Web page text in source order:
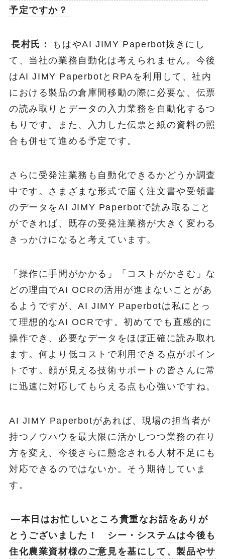
予定ですか？
長村氏：
もはやAI JIMY Paperbot抜きにし
て、当社の業務自動化は考えられません。今後
はAI JIMY PaperbotとRPAを利用して、社内
における製品の倉庫間移動の際に必要な、伝票
の読み取りとデータの入力業務を自動化するつ
もりです。また、入力した伝票と紙の資料の照
合も併せて進める予定です。
さらに受発注業務も自動化できるかどうか調査
中です。さまざまな形式で届く注文書や受領書
のデータをAI JIMY Paperbotで読み取ること
ができれば、既存の受発注業務が大きく変わる
きっかけになると考えています。
「操作に手間がかかる」「コストがかさむ」な
どの理由でAI OCRの活用が進まないことがあ
るようですが、AI JIMY Paperbotは私にとっ
て理想的なAI OCRです。初めてでも直感的に
操作でき、必要なデータをほぼ正確に読み取れ
ます。何より低コストで利用できる点がポイン
トです。顔が見える技術サポートの皆さんに常
に迅速に対応してもらえる点も心強いですね。
AI JIMY Paperbotがあれば、現場の担当者が
持つノウハウを最大限に活かしつつ業務の在り
方を変え、今後さらに懸念される人材不足にも
対応できるのではないか。そう期待していま
す。
―本日はお忙しいところ貴重なお話をありが
とうございました！ シー・システムは今後も
住化農業資材様のご意見を基にして、製品やサ